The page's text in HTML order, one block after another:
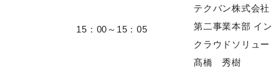
15：00～15：05
テクバン株式会社
第二事業本部 イ
クラウドソリュ
髙橋 秀樹